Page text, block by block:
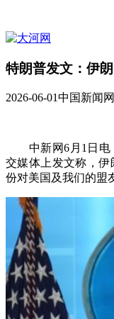
特朗普发文：伊
2026-06-01中国新闻网
中新网6月1日电
交媒体上发文称，伊
份对美国及我们的盟